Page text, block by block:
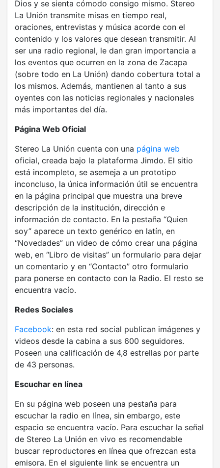
Dios y se sienta cómodo consigo mismo. Stereo
La Unión transmite misas en tiempo real,
oraciones, entrevistas y música acorde con el
contenido y los valores que desean transmitir. Al
ser una radio regional, le dan gran importancia a
los eventos que ocurren en la zona de Zacapa
(sobre todo en La Unión) dando cobertura total a
los mismos. Además, mantienen al tanto a sus
oyentes con las noticias regionales y nacionales
más importantes del día.
Página Web Oficial
Stereo La Unión cuenta con una página web
oficial, creada bajo la plataforma Jimdo. El sitio
está incompleto, se asemeja a un prototipo
inconcluso, la única información útil se encuentra
en la página principal que muestra una breve
descripción de la institución, dirección e
información de contacto. En la pestaña “Quien
soy” aparece un texto genérico en latín, en
“Novedades” un video de cómo crear una página
web, en “Libro de visitas” un formulario para dejar
un comentario y en “Contacto” otro formulario
para ponerse en contacto con la Radio. El resto se
encuentra vacío.
Redes Sociales
Facebook: en esta red social publican imágenes y
videos desde la cabina a sus 600 seguidores.
Poseen una calificación de 4,8 estrellas por parte
de 43 personas.
Escuchar en línea
En su página web poseen una pestaña para
escuchar la radio en línea, sin embargo, este
espacio se encuentra vacío. Para escuchar la señal
de Stereo La Unión en vivo es recomendable
buscar reproductores en línea que ofrezcan esta
emisora. En el siguiente link se encuentra un